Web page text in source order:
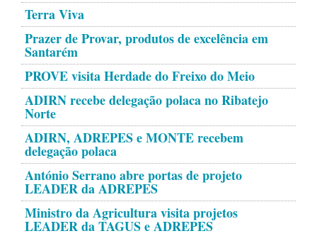
Terra Viva
Prazer de Provar, produtos de excelência em
Santarém
PROVE visita Herdade do Freixo do Meio
ADIRN recebe delegação polaca no Ribatejo
Norte
ADIRN, ADREPES e MONTE recebem
delegação polaca
António Serrano abre portas de projeto
LEADER da ADREPES
Ministro da Agricultura visita projetos
LEADER da TAGUS e ADREPES